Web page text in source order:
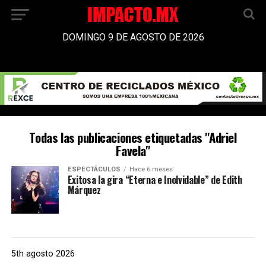
DOMINGO 9 DE AGOSTO DE 2026
Todas las publicaciones etiquetadas "Adriel
Favela"
ESPECTÁCULOS Hace 6 meses
Exitosa la gira “Eterna e Inolvidable” de Edith
Márquez
5th agosto 2026